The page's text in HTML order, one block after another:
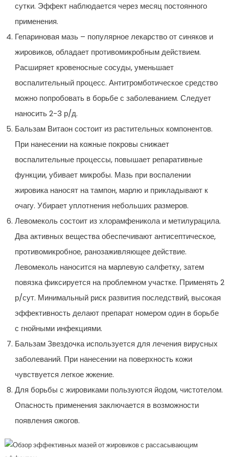
сутки. Эффект наблюдается через месяц постоянного
применения.
Гепариновая мазь – популярное лекарство от синяков и
жировиков, обладает противомикробным действием.
Расширяет кровеносные сосуды, уменьшает
воспалительный процесс. Антитромботическое средство
можно попробовать в борьбе с заболеванием. Следует
наносить 2-3 р/д.
Бальзам Витаон состоит из растительных компонентов.
При нанесении на кожные покровы снижает
воспалительные процессы, повышает репаративные
функции, убивает микробы. Мазь при воспалении
жировика наносят на тампон, марлю и прикладывают к
очагу. Убирает уплотнения небольших размеров.
Левомеколь состоит из хлорамфеникола и метилурацила.
Два активных вещества обеспечивают антисептическое,
противомикробное, ранозаживляющее действие.
Левомеколь наносится на марлевую салфетку, затем
повязка фиксируется на проблемном участке. Применять 2
р/сут. Минимальный риск развития последствий, высокая
эффективность делают препарат номером один в борьбе
с гнойными инфекциями.
Бальзам Звездочка используется для лечения вирусных
заболеваний. При нанесении на поверхность кожи
чувствуется легкое жжение.
Для борьбы с жировиками пользуются йодом, чистотелом.
Опасность применения заключается в возможности
появления ожогов.